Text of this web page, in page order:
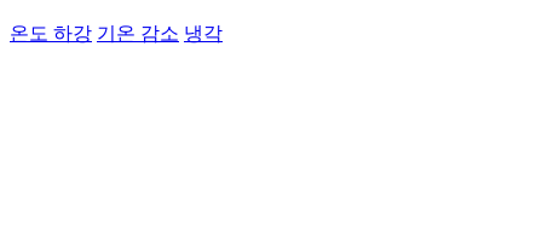
온도 하강 기온 감소 냉각